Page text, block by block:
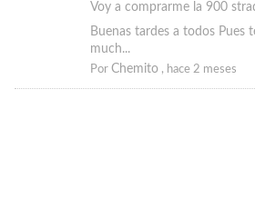
Voy a comprarme la 900
Buenas tardes a todos Pues
much...
PorChemito , hace 2 meses